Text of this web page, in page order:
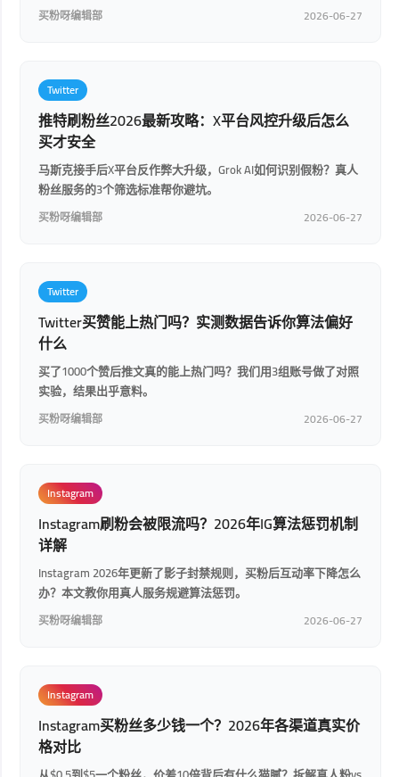
买粉呀编辑部 2026-06-27
Twitter
推特刷粉丝2026最新攻略：X平台风控升级后怎么
买才安全
马斯克接手后X平台反作弊大升级，Grok AI如何识别假粉？真人
粉丝服务的3个筛选标准帮你避坑。
买粉呀编辑部 2026-06-27
Twitter
Twitter买赞能上热门吗？实测数据告诉你算法偏好
什么
买了1000个赞后推文真的能上热门吗？我们用3组账号做了对照
实验，结果出乎意料。
买粉呀编辑部 2026-06-27
Instagram
Instagram刷粉会被限流吗？2026年IG算法惩罚机制
详解
Instagram 2026年更新了影子封禁规则，买粉后互动率下降怎么
办？本文教你用真人服务规避算法惩罚。
买粉呀编辑部 2026-06-27
Instagram
Instagram买粉丝多少钱一个？2026年各渠道真实价
格对比